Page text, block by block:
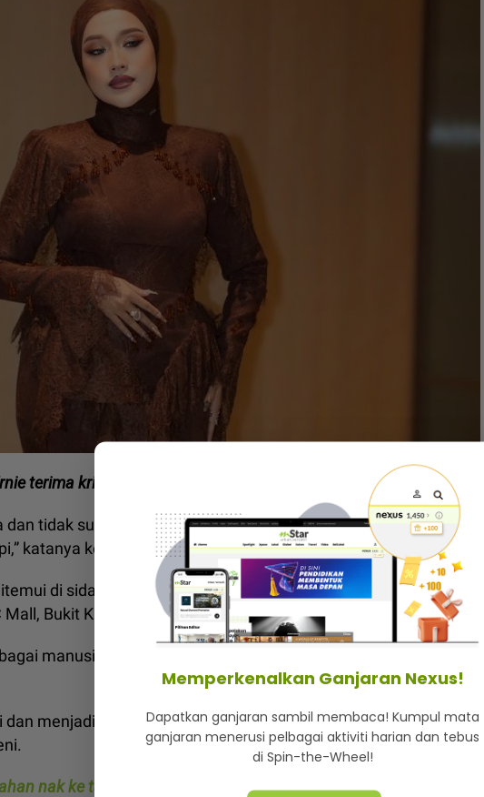
terima kritikan secara terbuka.
tidak suka, tak mengapa. Selagi keluarga tahu saya masih
katanya kepada
mStar.
di sidang media pelancaran lagu ‘Tak Berlagu’ OST Khadam
Mall, Bukit Kiara, Kuala Lumpur pada Isnin.
manusia biasa dia tidak menafikan ada komen negatif ditulis
menjadikan kecaman itu sebagai pemangkin semangat untuk
nak ke tandas, Ernie Zakri jujur kongsi pengalaman sebelum
Memperkenalkan Ganjaran Nexus!
Dapatkan ganjaran sambil membaca! Kumpul mata
ganjaran menerusi pelbagai aktiviti harian dan tebus
di Spin-the-Wheel!